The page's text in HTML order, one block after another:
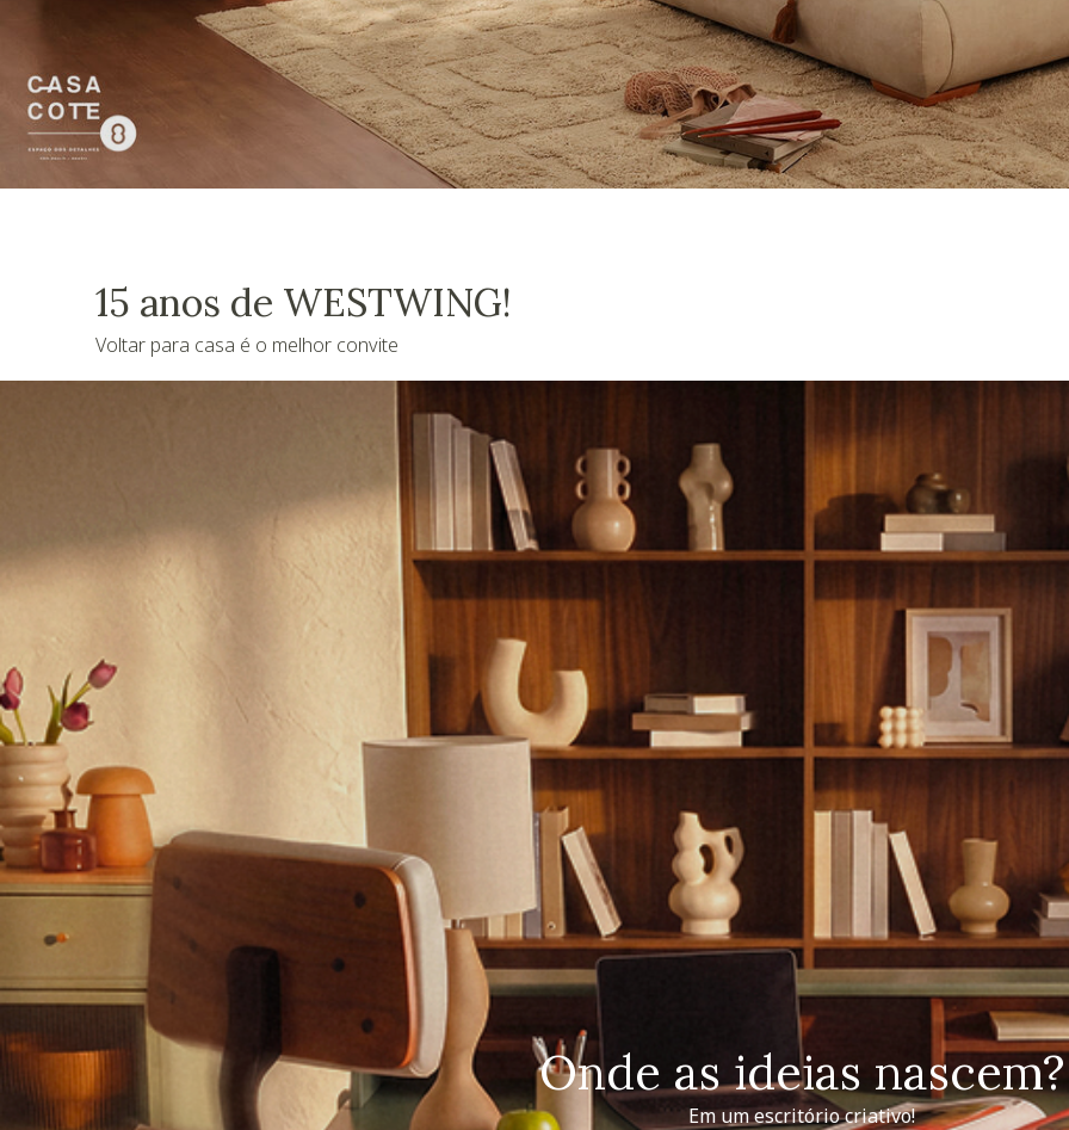
15 anos de WESTWING!
Voltar para casa é o melhor convite
Onde as ideias nascem?
Em um escritório criativo!